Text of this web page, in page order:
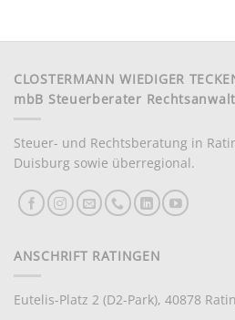
CLOSTERMANN WIEDIGER
mbB Steuerberater Rechtsanwalt
Steuer- und Rechtsberatung in
Duisburg sowie überregional.
ANSCHRIFT RATINGEN
Eutelis-Platz 2 (D2-Park), 40878